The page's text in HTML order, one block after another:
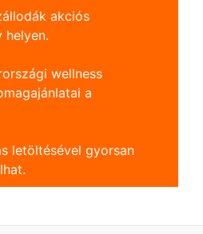
akciós
helyen.
wellness
a
letöltésével gyorsan